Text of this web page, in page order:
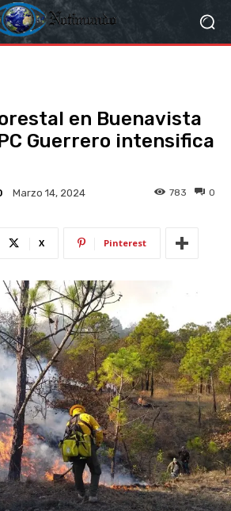
en Buenavista
Guerrero intensifica
Marzo 14, 2024 0
783
X Pinterest